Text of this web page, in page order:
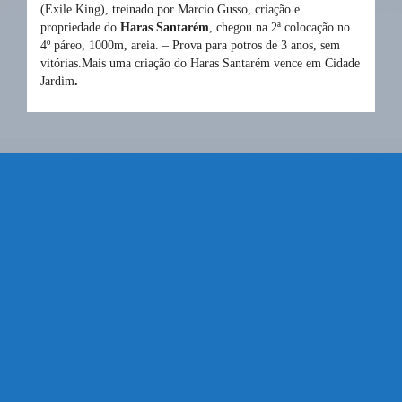
(Exile King), treinado por Marcio Gusso, criação e
propriedade do Haras Santarém , chegou na 2ª colocação no
4º páreo, 1000m, areia. – Prova para potros de 3 anos, sem
vitórias.Mais uma criação do Haras Santarém vence em Cidade
Jardim.